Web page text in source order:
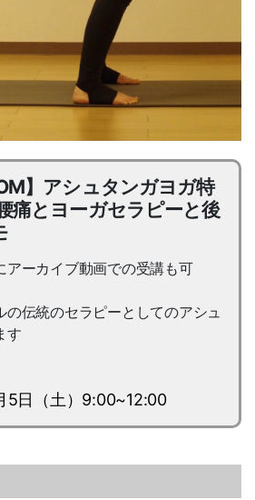
】アシュタンガヨガ特
痛とヨーガセラピーと後
アーカイブ動画での受講も可
の伝統のセラピーとしてのアシュ
す
5日（土）9:00~12:00